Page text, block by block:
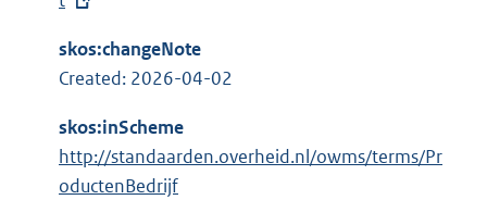
n
l
n
k
:
e
r
n
e
skos:changeNote
Created: 2026-04-02
skos:inScheme
http://standaarden.overheid.nl/owms/terms/Pr
oductenBedrijf